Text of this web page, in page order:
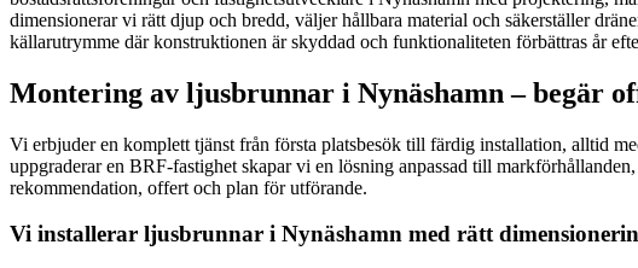
dimensionerar vi rätt djup och bredd, väljer hållbara material och säkerställer
källarutrymme där konstruktionen är skyddad och funktionaliteten förbättras år
Montering av ljusbrunnar i Nynäshamn – begär
Vi erbjuder en komplett tjänst från första platsbesök till färdig installation, alltid
uppgraderar en BRF-fastighet skapar vi en lösning anpassad till
rekommendation, offert och plan för utförande.
Vi installerar ljusbrunnar i Nynäshamn med rätt